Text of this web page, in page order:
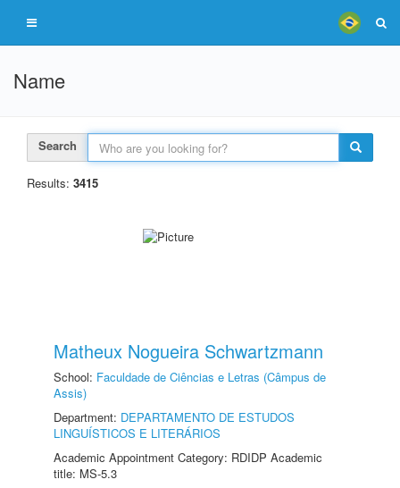
Name
Search
Results: 3415
Matheux Nogueira Schwartzmann
School: Faculdade de Ciências e Letras (Câmpus de
Assis)
Department: DEPARTAMENTO DE ESTUDOS
LINGUÍSTICOS E LITERÁRIOS
Academic Appointment Category: RDIDP Academic
title: MS-5.3